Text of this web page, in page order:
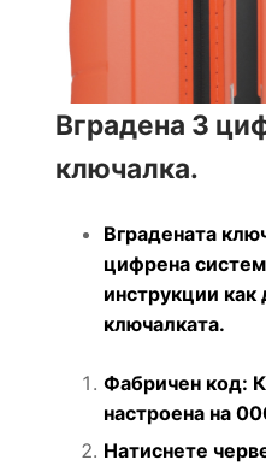
Вградена 3
ключалка.
Вградената
цифрена
инструкции как
ключалката.
Фабричен код:
настроена на
Натиснете